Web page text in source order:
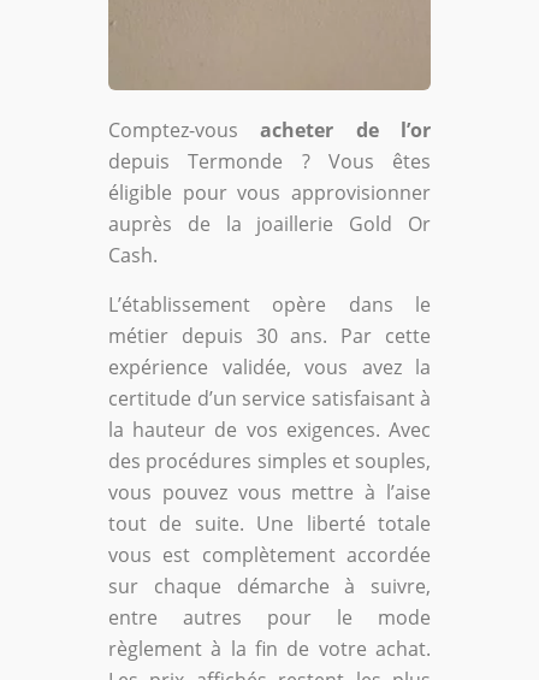
Comptez-vousacheter de l’or
depuis Termonde ? Vous êtes
éligible pour vous approvisionner
auprès de la joaillerie Gold Or
Cash.
L’établissement opère dans le
métier depuis 30 ans. Par cette
expérience validée, vous avez la
certitude d’un service satisfaisant à
la hauteur de vos exigences. Avec
des procédures simples et souples,
vous pouvez vous mettre à l’aise
tout de suite. Une liberté totale
vous est complètement accordée
sur chaque démarche à suivre,
entre autres pour le mode
règlement à la fin de votre achat.